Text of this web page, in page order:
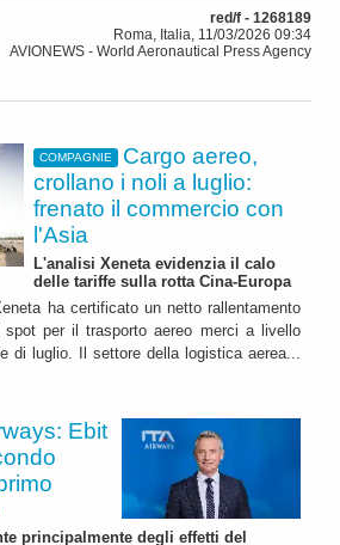
red/f - 1268189
Roma, Italia, 11/03/2026 09:34
AVIONEWS - World Aeronautical Press Agency
COMPAGNIE
Cargo aereo,
crollano i noli a luglio:
frenato il commercio con
l'Asia
L'analisi Xeneta evidenzia il calo
delle tariffe sulla rotta Cina-Europa
ha certificato un netto rallentamento
per il trasporto aereo merci a livello
di luglio. Il settore della logistica aerea...
Ebit
principalmente degli effetti del